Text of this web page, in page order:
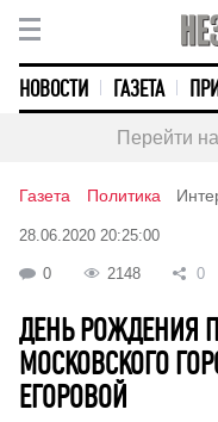
НОВОСТИ ГАЗЕТА
Перейти
Газета Политика
28.06.2020 20:25:00
0 2148 0
ДЕНЬ РОЖДЕНИЯ
МОСКОВСКОГО
ЕГОРОВОЙ